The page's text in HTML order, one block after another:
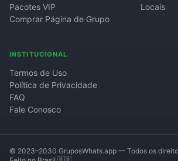
Pacotes VIP
Comprar Página de Grupo
Locais
INSTITUCIONAL
Termos de Uso
Política de Privacidade
FAQ
Fale Conosco
© 2023–2030 GruposWhats.app — Todos os